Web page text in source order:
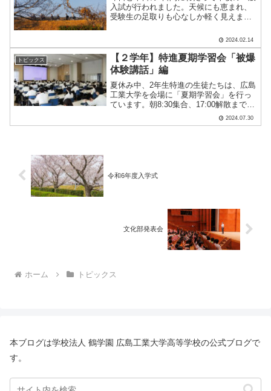
入試が行われました。天候にも恵まれ、
受験生の足取りも心なしか軽く見えまし
めた空気に包まれており、自然とやる気
スイッチが入ったことでしょう。慣れな
いマークシートに苦戦し.....
2024.02.14
トピックス
【２学年】特進夏期学習会「被爆
体験講話」編
夏休み中、2年生特進の生徒たちは、広島
工業大学を会場に「夏期学習会」を行っ
ています。朝8:30集合、17:00解散まで、
黙々と自学自習を続けます。初日の午前
中は「平和学習」も行いました。広島平
2024.07.30
令和6年度入学式
文化部発表会
ホーム トピックス
本ブログは学校法人 鶴学園 広島工業大学高等学校の公式ブログで
す。